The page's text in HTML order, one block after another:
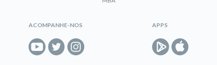
ACOMPANHE-NOS APPS